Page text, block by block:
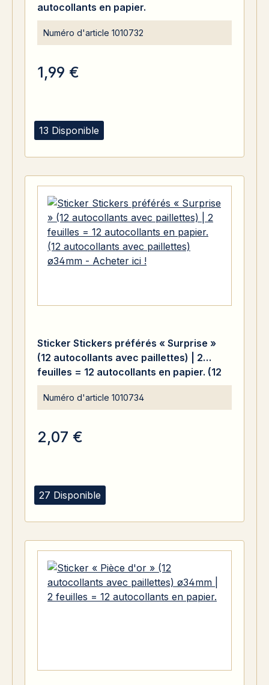
13 Disponible
autocollants en papier.
Numéro d'article 1010732
1,99 €
27 Disponible
Sticker Stickers préférés « Surprise »
(12 autocollants avec paillettes) | 2
feuilles = 12 autocollants en papier. (12
autocollants avec paillettes) ø34mm -
Acheter ici !
Numéro d'article 1010734
2,07 €